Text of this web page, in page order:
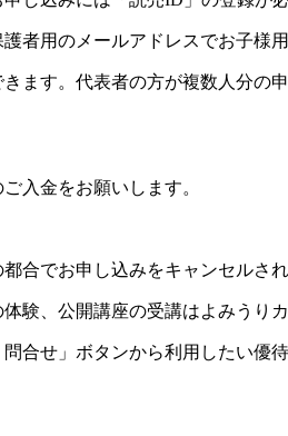
者用のメールアドレスでお子様
ます。代表者の方が複数人分の
入金をお願いします。
でお申し込みをキャンセルさ
、公開講座の受講はよみうり
せ」ボタンから利用したい優